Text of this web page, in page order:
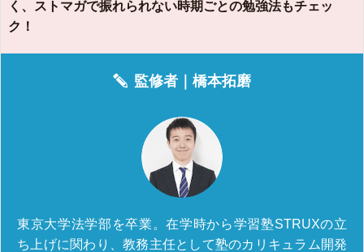
く、ストマガで振れられない時期ごとの勉強法もチェッ
ク！
監修者｜橋本拓磨
東京大学法学部を卒業。在学時から学習塾STRUXの立
ち上げに関わり、教務主任として塾のカリキュラム開発